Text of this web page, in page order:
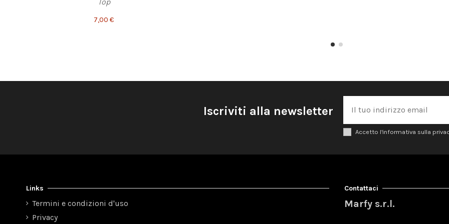
7,00 €
Iscriviti alla newsletter
Accetto l'informativa sulla
Links
Termini e condizioni d'uso
Privacy
Contattaci
Marfy s.r.l.